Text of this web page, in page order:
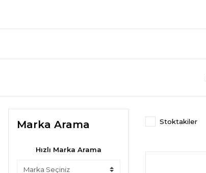
Marka Arama
Hızlı Marka Arama
Stoktakiler